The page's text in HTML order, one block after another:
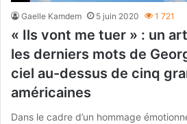
Gaelle Kamdem 5 juin 2020 1 721
« Ils vont me tuer » : un
les derniers mots de
ciel au-dessus de cinq
américaines
Dans le cadre d’un hommage